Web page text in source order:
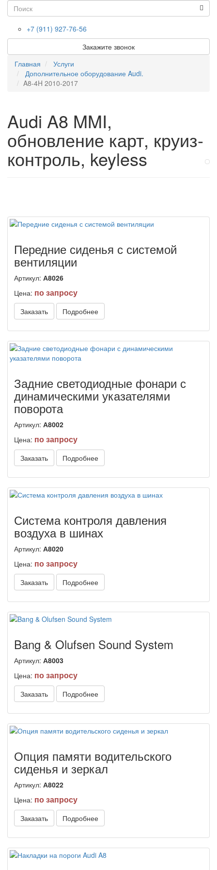
+7 (911) 927-76-56
Закажите звонок
Главная
Услуги
Дополнительное оборудование Audi.
A8-4H 2010-2017
Audi A8 MMI,
обновление карт, круиз-
контроль, keyless
Передние сиденья с системой
вентиляции
Артикул: А8026
Цена: по запросу
Заказать Подробнее
Задние светодиодные фонари с
динамическими указателями
поворота
Артикул: А8002
Цена: по запросу
Заказать Подробнее
Система контроля давления
воздуха в шинах
Артикул: А8020
Цена: по запросу
Заказать Подробнее
Bang & Olufsen Sound System
Артикул: А8003
Цена: по запросу
Заказать Подробнее
Опция памяти водительского
сиденья и зеркал
Артикул: А8022
Цена: по запросу
Заказать Подробнее